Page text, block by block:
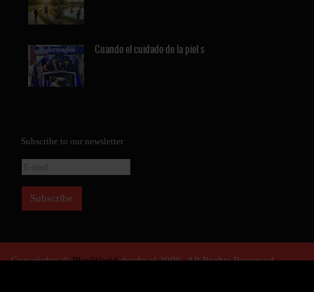
Cuando el cuidado de la piel s
Subscribe to our newsletter
Copyrights ©PlayWorlddesde el 2006. All Rights Reserved.